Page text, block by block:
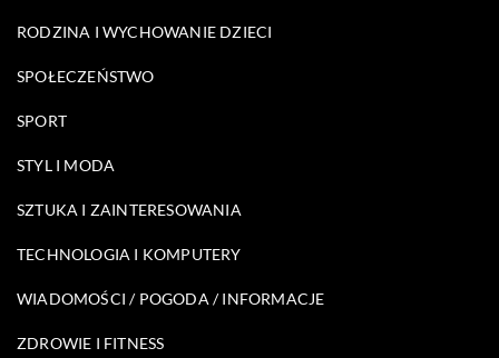
RODZINA I WYCHOWANIE DZIECI
SPOŁECZEŃSTWO
SPORT
STYL I MODA
SZTUKA I ZAINTERESOWANIA
TECHNOLOGIA I KOMPUTERY
WIADOMOŚCI / POGODA / INFORMACJE
ZDROWIE I FITNESS